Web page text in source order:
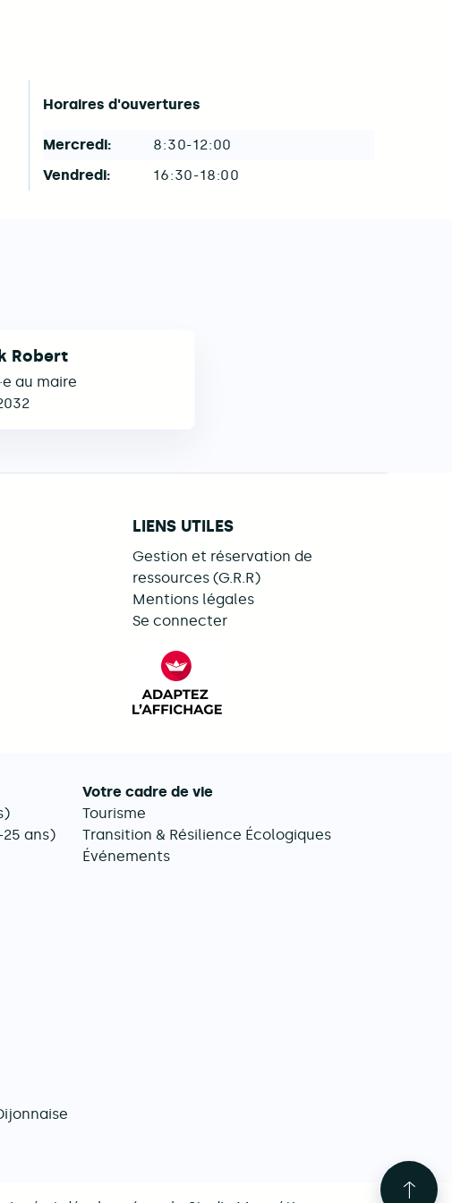
Illiwap de la commune
Horaires d'ouvertures
Mercredi:
8:30-12:00
Vendredi:
16:30-18:00
Robert
au maire
on LinkedIn
us on Illiwap
LIENS UTILES
Gestion et réservation de
ressources (G.R.R)
Mentions légales
Se connecter
FACIL'iti : Adaptez l’affichage
ans)
Votre cadre de vie
Tourisme
Transition & Résilience Écologiques
Événements